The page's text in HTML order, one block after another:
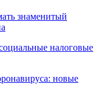
знаменитый
налоговые
новые